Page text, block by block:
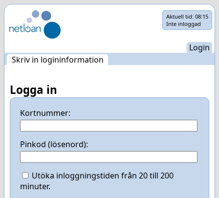
Hoppa
över
Aktuell tid: 08:15
Inte inloggad
Login
Skriv in logininformation
Logga in
Kortnummer:
Pinkod (lösenord):
Utöka inloggningstiden från 20 till 200
minuter.